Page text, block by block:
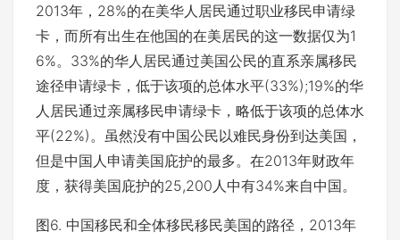
2013年，28%的在美华人居民通过职业移民申请绿
卡，而所有出生在他国的在美居民的这一数据仅为1
6%。33%的华人居民通过美国公民的直系亲属移民
途径申请绿卡，低于该项的总体水平(33%);19%的华
人居民通过亲属移民申请绿卡，略低于该项的总体水
平(22%)。虽然没有中国公民以难民身份到达美国，
但是中国人申请美国庇护的最多。在2013年财政年
度，获得美国庇护的25,200人中有34%来自中国。
图6. 中国移民和全体移民移民美国的路径，2013年